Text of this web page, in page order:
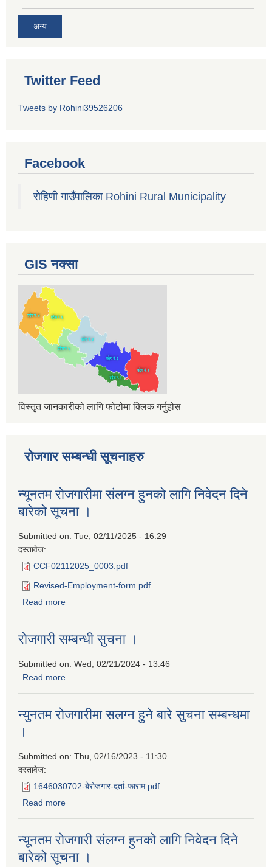
अन्य
Twitter Feed
Tweets by Rohini39526206
Facebook
रोहिणी गाउँपालिका Rohini Rural Municipality
GIS नक्सा
विस्तृत जानकारीको लागि फोटोमा क्लिक गर्नुहोस
रोजगार सम्बन्धी सूचनाहरु
न्यूनतम रोजगारीमा संलग्न हुनको लागि निवेदन दिने
बारेको सूचना ।
Submitted on: Tue, 02/11/2025 - 16:29
दस्तावेज:
CCF02112025_0003.pdf
Revised-Employment-form.pdf
Read more
रोजगारी सम्बन्धी सुचना ।
Submitted on: Wed, 02/21/2024 - 13:46
Read more
न्युनतम राेजगारीमा सलग्न हुने बारे सुचना सम्बन्धमा
।
Submitted on: Thu, 02/16/2023 - 11:30
दस्तावेज:
1646030702-बेरोजगार-दर्ता-फाराम.pdf
Read more
न्यूनतम रोजगारी संलग्न हुनको लागि निवेदन दिने
बारेको सूचना ।